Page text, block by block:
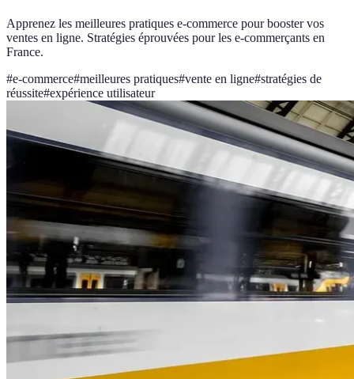
Apprenez les meilleures pratiques e-commerce pour booster vos
ventes en ligne. Stratégies éprouvées pour les e-commerçants en
France.
#e-commerce#meilleures pratiques#vente en ligne#stratégies de
réussite#expérience utilisateur